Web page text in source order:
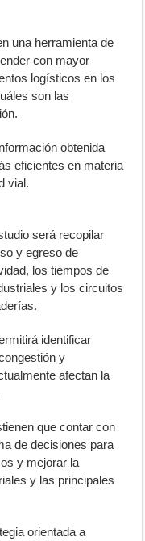
una herramienta de
con mayor
logísticos en los
son las
obtenida
eficientes en materia
vial.
será recopilar
y egreso de
los tiempos de
y los circuitos
identificar
y
afectan la
que contar con
de decisiones para
y mejorar la
y las principales
orientada a